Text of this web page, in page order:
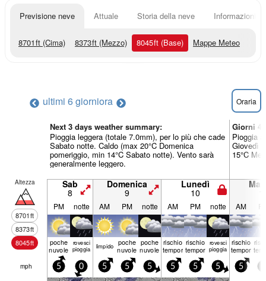
Previsione neve Attuale Storia della neve Informazioni
8701ft (Cima) 8373ft (Mezzo) 8045ft (Base) Mappe Meteo
ultimi 6 giorniora Oraria
Next 3 days weather summary:
Pioggia leggera (totale 7.0mm), per lo più che cade
Sabato notte. Caldo (max 20°C Domenica
pomeriggio, min 14°C Sabato notte). Vento sarà
generalmente leggero.
Giorni
Pioggia
Giovedì
15°C
Altezza
8701ft
8373ft
8045ft
Sab
8
Domenica
9
Lunedì
10
PM notte AM PM notte AM PM notte AM
poche
nuvole
rovesci
pioggia limp­ido poche
nuvole
poche
nuvole
rischio
temporale
rischio
temporale
rovesci
pioggia
rischio
temporale
mph 5 0 5 5 5 5 5 5 5